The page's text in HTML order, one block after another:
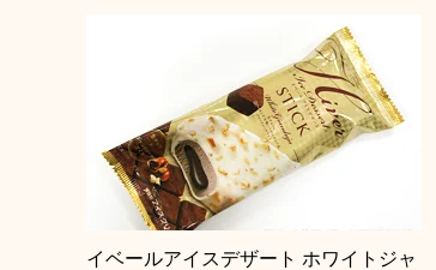
イベールアイスデザート ホワイトジャ